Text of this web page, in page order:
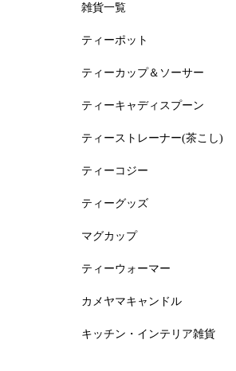
雑貨一覧
ティーポット
ティーカップ＆ソーサー
ティーキャディスプーン
ティーストレーナー(茶こし)
ティーコジー
ティーグッズ
マグカップ
ティーウォーマー
カメヤマキャンドル
キッチン・インテリア雑貨